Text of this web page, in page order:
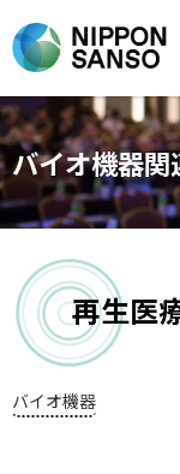
メディカル事業
医療用ガス
医療機器
在宅医療
医療ガスパイピ
バイオ機器
開発・サポート
学会・展示会
医療ガス／医療
バイオ機器関連
製品・関連情報
医療用ガス
医療機器
開発・サポート
バイオ機器関
再生医
バイオ機器